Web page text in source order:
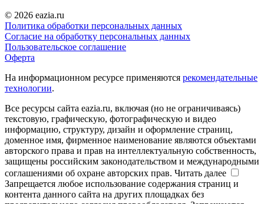
© 2026 eazia.ru
Политика обработки персональных данных
Согласие на обработку персональных данных
Пользовательское соглашение
Оферта
На информационном ресурсе применяются рекомендательные
технологии.
Все ресурсы сайта eazia.ru, включая (но не ограничиваясь)
текстовую, графическую, фотографическую и видео
информацию, структуру, дизайн и оформление страниц,
доменное имя, фирменное наименование являются объектами
авторского права и прав на интеллектуальную собственность,
защищены российским законодательством и международными
соглашениями об охране авторских прав. Читать далее
Запрещается любое использование содержания страниц и
контента данного сайта на других площадках без